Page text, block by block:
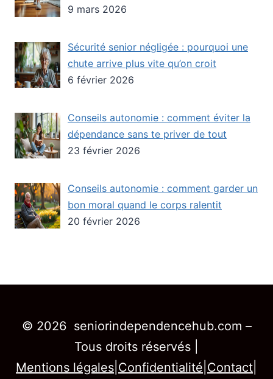
9 mars 2026
Sécurité senior négligée : pourquoi une
chute arrive plus vite qu’on croit
6 février 2026
Conseils autonomie : comment éviter la
dépendance sans te priver de tout
23 février 2026
Conseils autonomie : comment garder un
bon moral quand le corps ralentit
20 février 2026
© 2026 seniorindependencehub.com –
Tous droits réservés |
Mentions légales Confidentialité Contact